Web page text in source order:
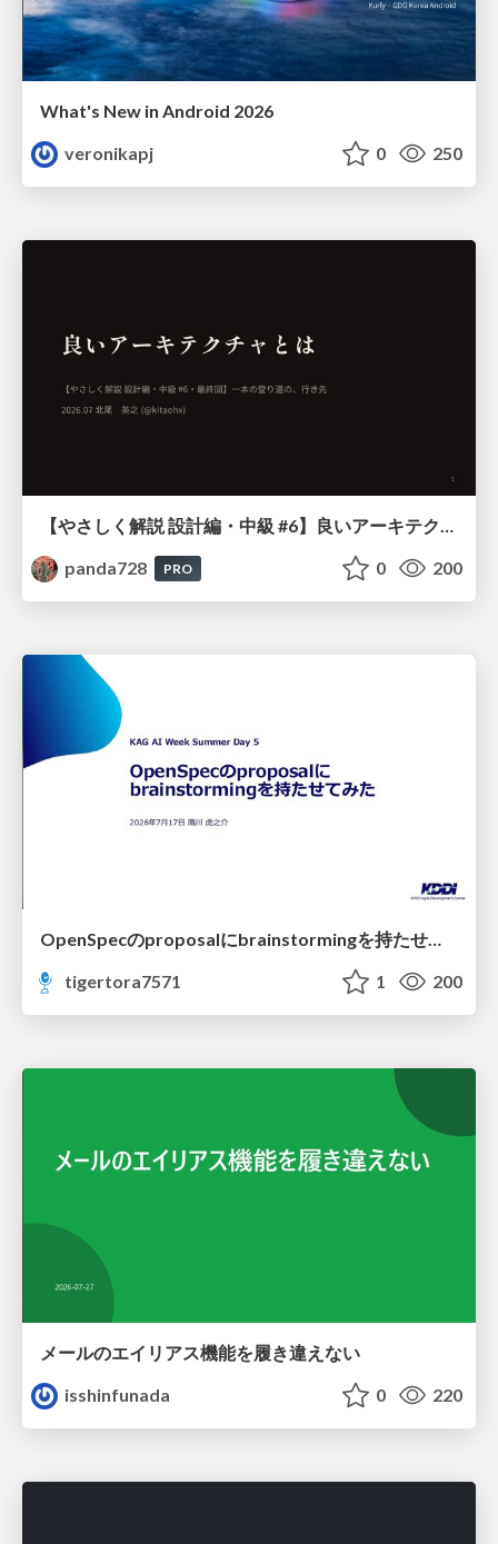
What's New in Android 2026
veronikapj
0 250
panda728
PRO 0 200
OpenSpecのproposalにbrainstormingを持たせてみた
tigertora7571
1 200
メールのエイリアス機能を履き違えない
isshinfunada
0 220